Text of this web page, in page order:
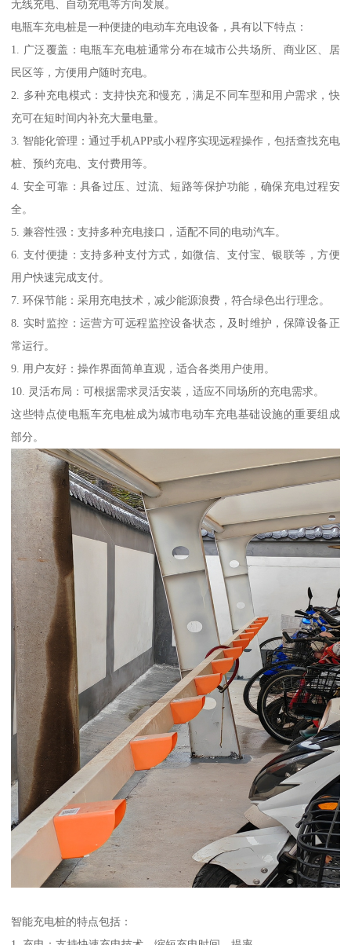
无线充电、自动充电等方向发展。
电瓶车充电桩是一种便捷的电动车充电设备，具有以下特点：
1. 广泛覆盖：电瓶车充电桩通常分布在城市公共场所、商业区、居
民区等，方便用户随时充电。
2. 多种充电模式：支持快充和慢充，满足不同车型和用户需求，快
充可在短时间内补充大量电量。
3. 智能化管理：通过手机APP或小程序实现远程操作，包括查找充电
桩、预约充电、支付费用等。
4. 安全可靠：具备过压、过流、短路等保护功能，确保充电过程安
全。
5. 兼容性强：支持多种充电接口，适配不同的电动汽车。
6. 支付便捷：支持多种支付方式，如微信、支付宝、银联等，方便
用户快速完成支付。
7. 环保节能：采用充电技术，减少能源浪费，符合绿色出行理念。
8. 实时监控：运营方可远程监控设备状态，及时维护，保障设备正
常运行。
9. 用户友好：操作界面简单直观，适合各类用户使用。
10. 灵活布局：可根据需求灵活安装，适应不同场所的充电需求。
这些特点使电瓶车充电桩成为城市电动车充电基础设施的重要组成
部分。
智能充电桩的特点包括：